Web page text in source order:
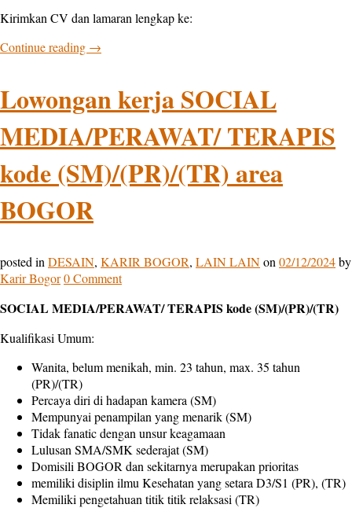
Kirimkan CV dan lamaran lengkap ke:
Continue reading →
Lowongan kerja SOCIAL
MEDIA/PERAWAT/ TERAPIS
kode (SM)/(PR)/(TR) area
BOGOR
posted in DESAIN, KARIR BOGOR, LAIN LAINon 02/12/2024by
Karir Bogor0 Comment
SOCIAL MEDIA/PERAWAT/ TERAPIS kode (SM)/(PR)/(TR)
Kualifikasi Umum:
Wanita, belum menikah, min. 23 tahun, max. 35 tahun
(PR)/(TR)
Percaya diri di hadapan kamera (SM)
Mempunyai penampilan yang menarik (SM)
Tidak fanatic dengan unsur keagamaan
Lulusan SMA/SMK sederajat (SM)
Domisili BOGOR dan sekitarnya merupakan prioritas
memiliki disiplin ilmu Kesehatan yang setara D3/S1 (PR), (TR)
Memiliki pengetahuan titik titik relaksasi (TR)